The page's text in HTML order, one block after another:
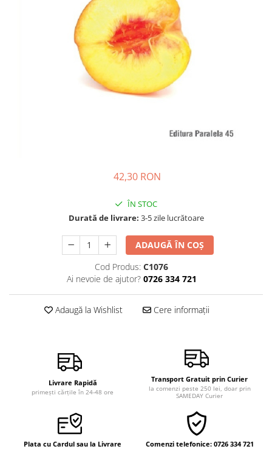
Seria Chico Xavier
Seria Helena Blavatsky
Lumea îngerilor
Seria Masaru Emoto
Inspiraţie divină
Vindecare spirituală
42,30 RON
ÎN STOC
Durată de livrare: 3-5 zile lucrătoare
ADAUGĂ ÎN COȘ
Cod Produs: C1076
Ai nevoie de ajutor? 0726 334 721
Adaugă la Wishlist Cere informații
Livrare Rapidă
primești cărțile în 24-48 ore
Transport Gratuit prin Curier
la comenzi peste 250 lei, doar prin
SAMEDAY Curier
Plata cu Cardul sau la Livrare Comenzi telefonice: 0726 334 721